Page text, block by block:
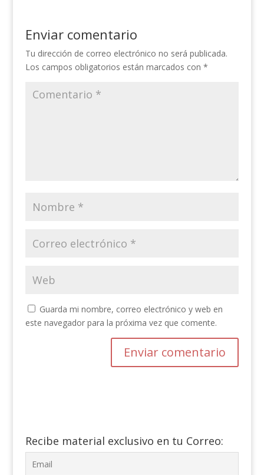
Enviar comentario
Tu dirección de correo electrónico no será publicada.
Los campos obligatorios están marcados con *
Guarda mi nombre, correo electrónico y web en
este navegador para la próxima vez que comente.
Recibe material exclusivo en tu Correo: